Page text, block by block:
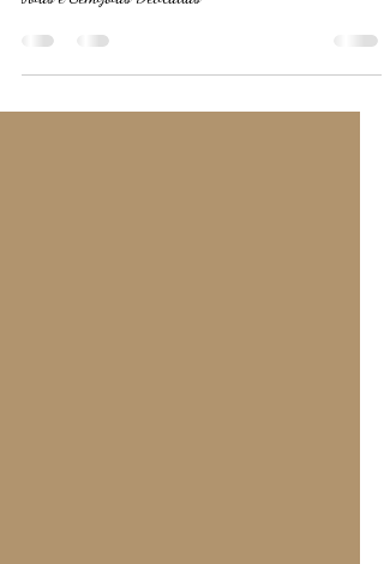
Joias e Semijoias Delicadas